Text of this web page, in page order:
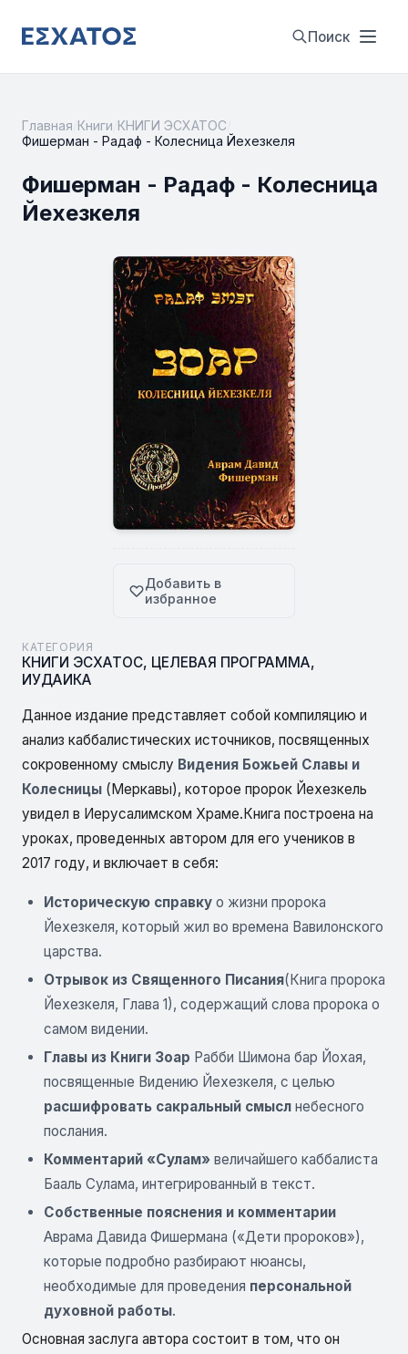
Поиск
Главная Книги КНИГИ ЭСХАТОС
Фишерман - Радаф - Колесница Йехезкеля
Фишерман - Радаф - Колесница
Йехезкеля
Добавить в
избранное
КАТЕГОРИЯ
КНИГИ ЭСХАТОС, ЦЕЛЕВАЯ ПРОГРАММА,
ИУДАИКА
Данное издание представляет собой компиляцию и
анализ каббалистических источников, посвященных
сокровенному смыслу Видения Божьей Славы и
Колесницы (Меркавы), которое пророк Йехезкель
увидел в Иерусалимском Храме.Книга построена на
уроках, проведенных автором для его учеников в
2017 году, и включает в себя:
Историческую справку о жизни пророка
Йехезкеля, который жил во времена Вавилонского
царства.
Отрывок из Священного Писания(Книга пророка
Йехезкеля, Глава 1), содержащий слова пророка о
самом видении.
Главы из Книги Зоар Рабби Шимона бар Йохая,
посвященные Видению Йехезкеля, с целью
расшифровать сакральный смысл небесного
послания.
Комментарий «Сулам» величайшего каббалиста
Бааль Сулама, интегрированный в текст.
Собственные пояснения и комментарии
Аврама Давида Фишермана («Дети пророков»),
которые подробно разбирают нюансы,
необходимые для проведения персональной
духовной работы.
Основная заслуга автора состоит в том, что он